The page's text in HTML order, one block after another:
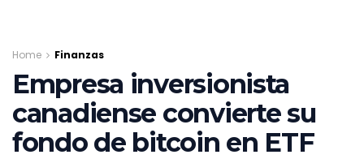
Home Finanzas
Empresa inversionista
canadiense convierte su
fondo de bitcoin en ETF